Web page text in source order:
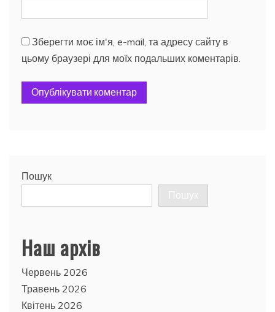
Зберегти моє ім'я, e-mail, та адресу сайту в
цьому браузері для моїх подальших коментарів.
Пошук
Пошук
Наш архів
Червень 2026
Травень 2026
Квітень 2026